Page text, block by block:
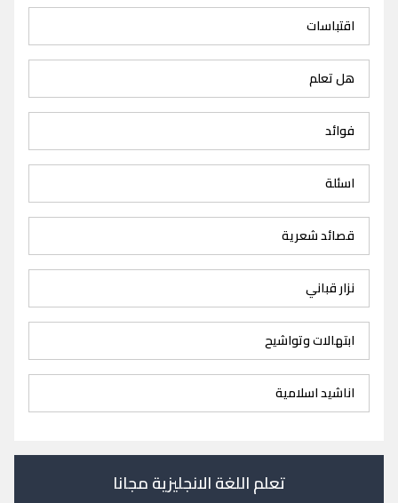
اقتباسات
هل تعلم
فوائد
اسئلة
قصائد شعرية
نزار قباني
ابتهالات وتواشيح
اناشيد اسلامية
تعلم اللغة الانجليزية مجانا